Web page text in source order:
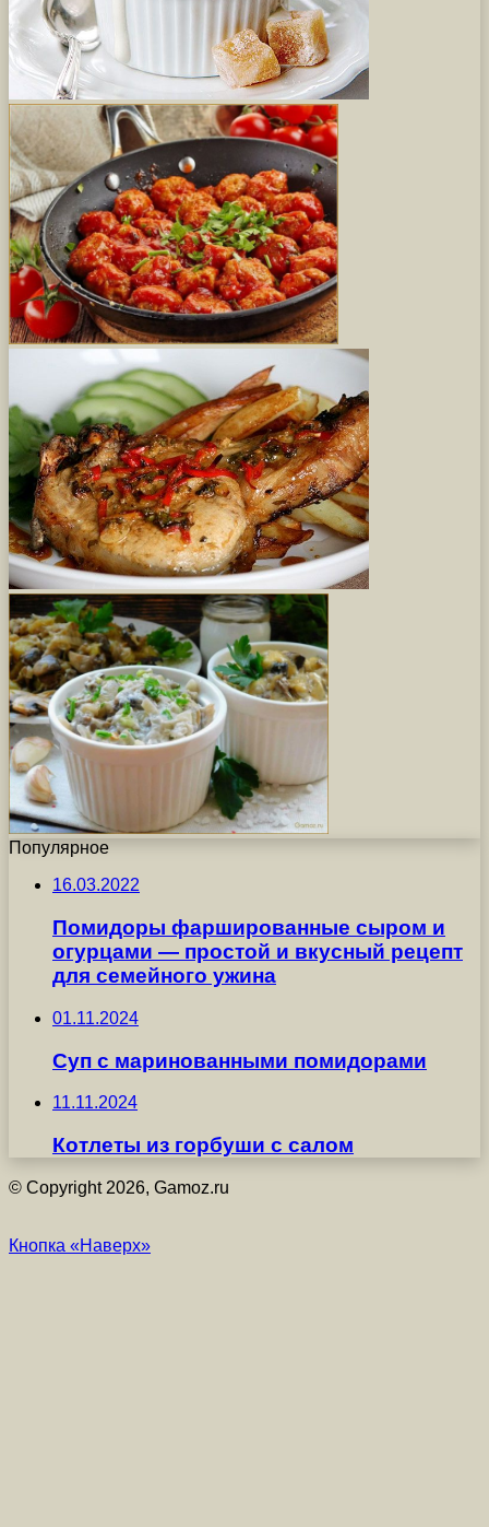
Популярное
16.03.2022
Помидоры фаршированные сыром и
огурцами — простой и вкусный рецепт
для семейного ужина
01.11.2024
Суп с маринованными помидорами
11.11.2024
Котлеты из горбуши с салом
© Copyright 2026, Gamoz.ru
Кнопка «Наверх»